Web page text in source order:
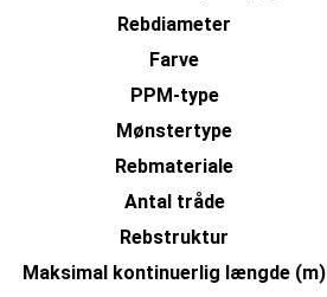
Rebdiameter
Farve
PPM-type
Mønstertype
Rebmateriale
Antal tråde
Rebstruktur
Maksimal kontinuerlig længde (m)